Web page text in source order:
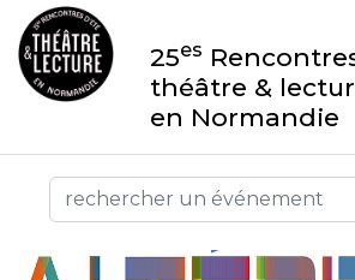
25es
théâtre &
en Normandie